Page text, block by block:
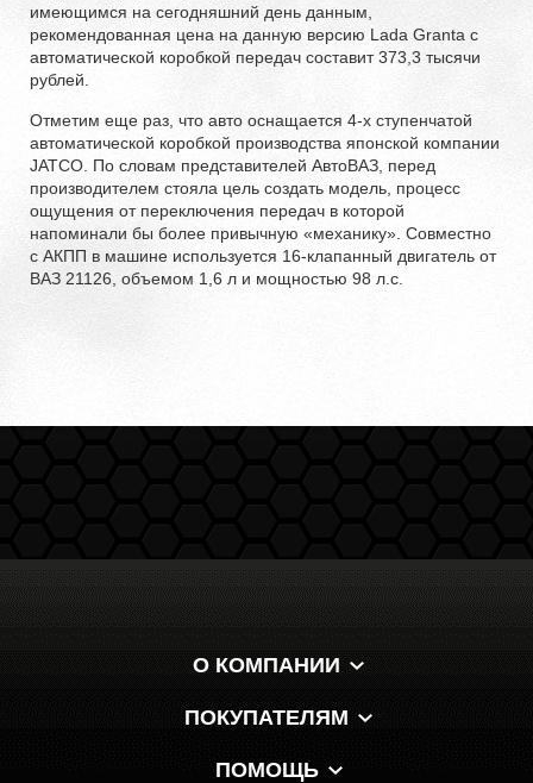
имеющимся на сегодняшний день данным,
рекомендованная цена на данную версию Lada Granta с
автоматической коробкой передач составит 373,3 тысячи
рублей.
Отметим еще раз, что авто оснащается 4-х ступенчатой
автоматической коробкой производства японской компании
JATCO. По словам представителей АвтоВАЗ, перед
производителем стояла цель создать модель, процесс
ощущения от переключения передач в которой
напоминали бы более привычную «механику». Совместно
с АКПП в машине используется 16-клапанный двигатель от
ВАЗ 21126, объемом 1,6 л и мощностью 98 л.с.
О КОМПАНИИ
ПОКУПАТЕЛЯМ
ПОМОЩЬ